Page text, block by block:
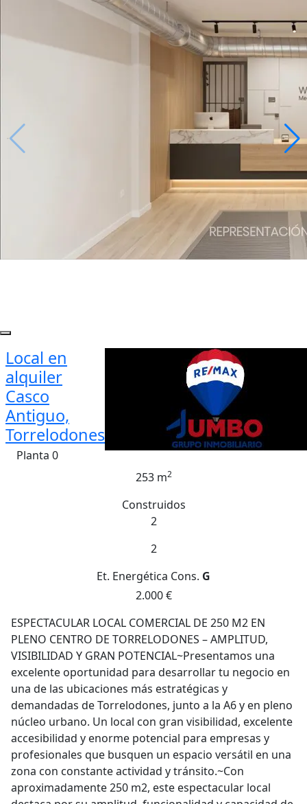
Local en
alquiler
Casco
Antiguo,
Torrelodones
Planta 0
253 m2
Construidos
2
2
Et. Energética Cons. G
2.000 €
ESPECTACULAR LOCAL COMERCIAL DE 250 M2 EN
PLENO CENTRO DE TORRELODONES – AMPLITUD,
VISIBILIDAD Y GRAN POTENCIAL~Presentamos una
excelente oportunidad para desarrollar tu negocio en
una de las ubicaciones más estratégicas y
demandadas de Torrelodones, junto a la A6 y en pleno
núcleo urbano. Un local con gran visibilidad, excelente
accesibilidad y enorme potencial para empresas y
profesionales que busquen un espacio versátil en una
zona con constante actividad y tránsito.~Con
aproximadamente 250 m2, este espectacular local